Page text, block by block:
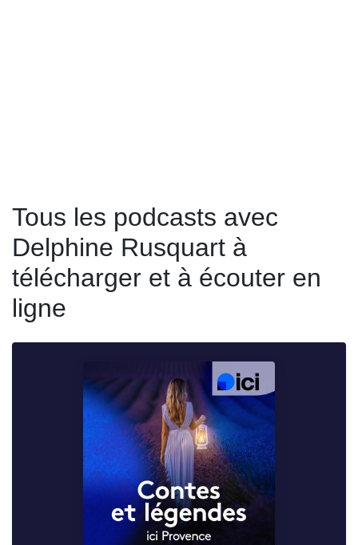
Tous les podcasts avec
Delphine Rusquart à
télécharger et à écouter en
ligne